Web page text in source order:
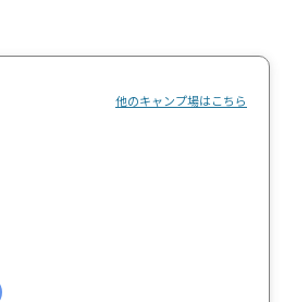
他のキャンプ場はこちら